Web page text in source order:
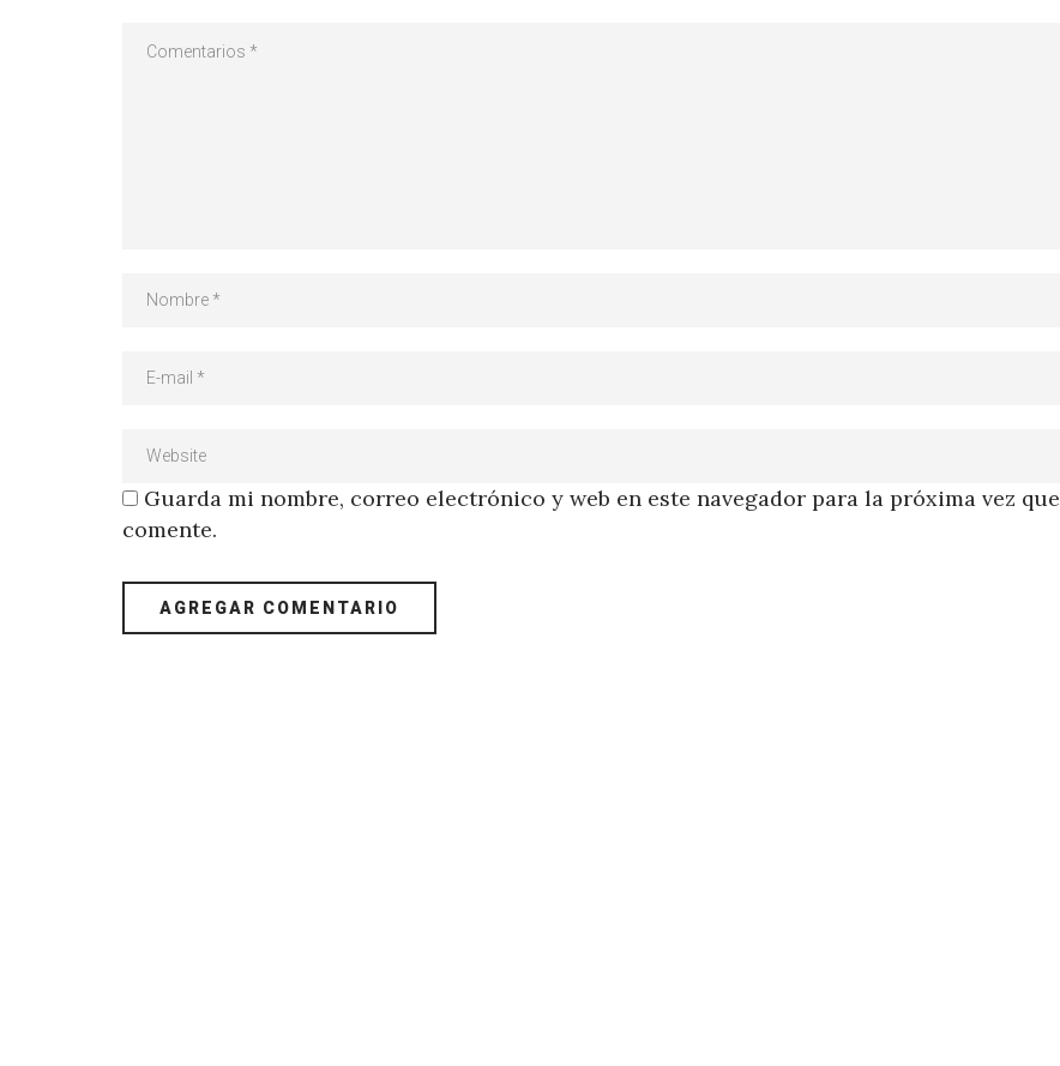
Guarda mi nombre, correo electrónico y web en este navegador para la próxima vez que
comente.